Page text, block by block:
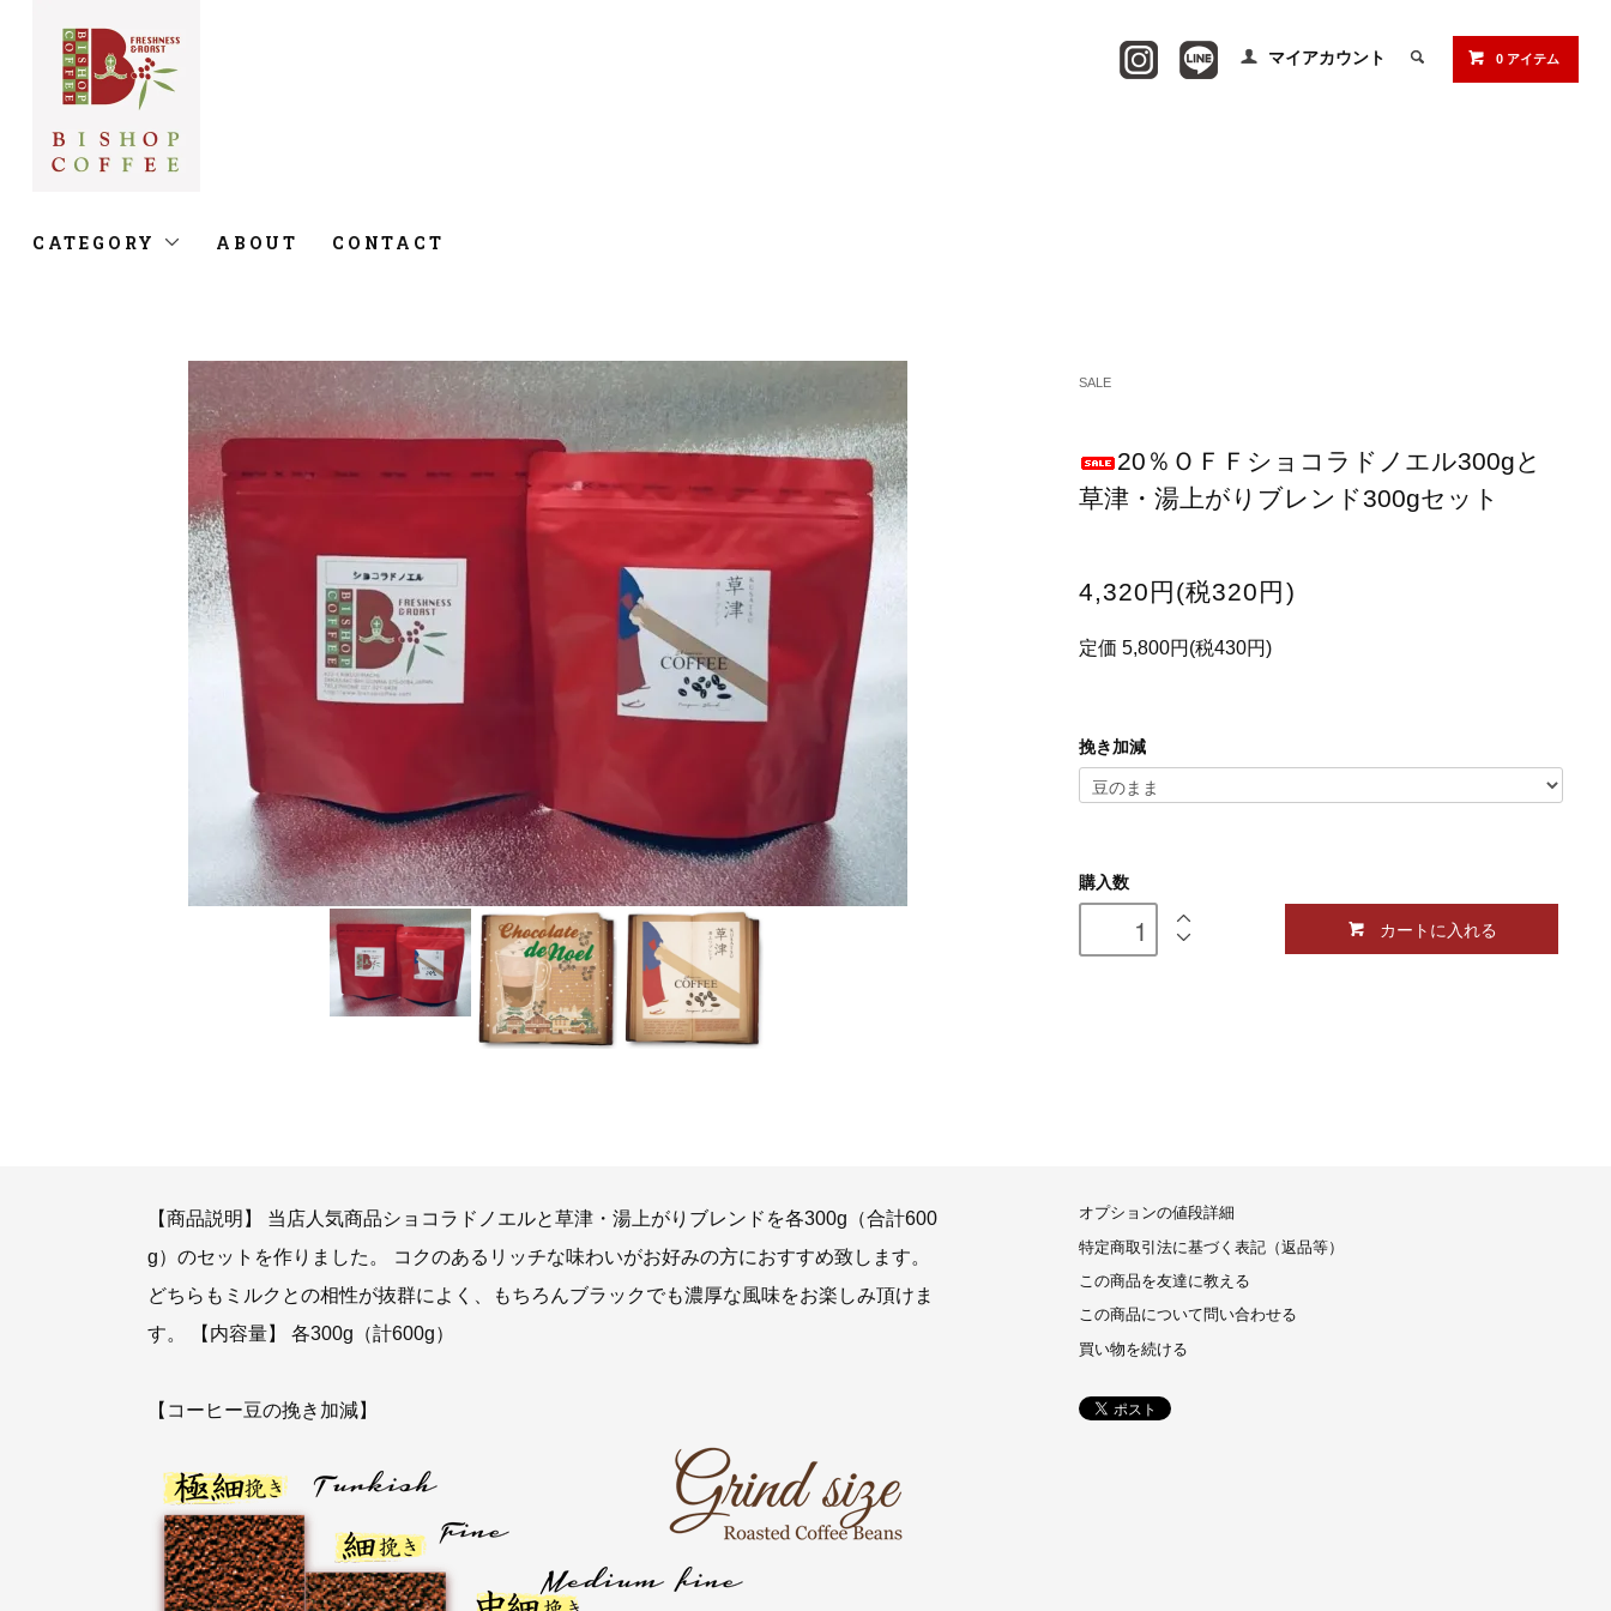
マイアカウント 0 アイテム
CATEGORY ABOUT CONTACT
SALE
20％ＯＦＦショコラドノエル300gと
草津・湯上がりブレンド300gセット
4,320円(税320円)
定価 5,800円(税430円)
挽き加減
購入数
カートに入れる
【商品説明】 当店人気商品ショコラドノエルと草津・湯上がりブレンドを各300g（合計600
g）のセットを作りました。 コクのあるリッチな味わいがお好みの方におすすめ致します。
どちらもミルクとの相性が抜群によく、もちろんブラックでも濃厚な風味をお楽しみ頂けま
す。 【内容量】 各300g（計600g）
【コーヒー豆の挽き加減】
オプションの値段詳細
特定商取引法に基づく表記（返品等）
この商品を友達に教える
この商品について問い合わせる
買い物を続ける